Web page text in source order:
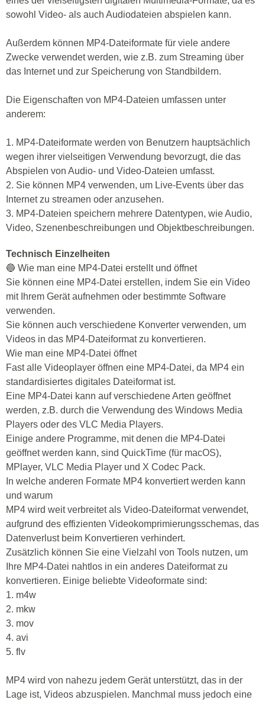
sowohl Video- als auch Audiodateien abspielen kann.
Außerdem können MP4-Dateiformate für viele andere
Zwecke verwendet werden, wie z.B. zum Streaming über
das Internet und zur Speicherung von Standbildern.
Die Eigenschaften von MP4-Dateien umfassen unter
anderem:
1. MP4-Dateiformate werden von Benutzern hauptsächlich
wegen ihrer vielseitigen Verwendung bevorzugt, die das
Abspielen von Audio- und Video-Dateien umfasst.
2. Sie können MP4 verwenden, um Live-Events über das
Internet zu streamen oder anzusehen.
3. MP4-Dateien speichern mehrere Datentypen, wie Audio,
Video, Szenenbeschreibungen und Objektbeschreibungen.
Technisch Einzelheiten
🔵 Wie man eine MP4-Datei erstellt und öffnet
Sie können eine MP4-Datei erstellen, indem Sie ein Video
mit Ihrem Gerät aufnehmen oder bestimmte Software
verwenden.
Sie können auch verschiedene Konverter verwenden, um
Videos in das MP4-Dateiformat zu konvertieren.
Wie man eine MP4-Datei öffnet
Fast alle Videoplayer öffnen eine MP4-Datei, da MP4 ein
standardisiertes digitales Dateiformat ist.
Eine MP4-Datei kann auf verschiedene Arten geöffnet
werden, z.B. durch die Verwendung des Windows Media
Players oder des VLC Media Players.
Einige andere Programme, mit denen die MP4-Datei
geöffnet werden kann, sind QuickTime (für macOS),
MPlayer, VLC Media Player und X Codec Pack.
In welche anderen Formate MP4 konvertiert werden kann
und warum
MP4 wird weit verbreitet als Video-Dateiformat verwendet,
aufgrund des effizienten Videokomprimierungsschemas, das
Datenverlust beim Konvertieren verhindert.
Zusätzlich können Sie eine Vielzahl von Tools nutzen, um
Ihre MP4-Datei nahtlos in ein anderes Dateiformat zu
konvertieren. Einige beliebte Videoformate sind:
1. m4w
2. mkw
3. mov
4. avi
5. flv
MP4 wird von nahezu jedem Gerät unterstützt, das in der
Lage ist, Videos abzuspielen. Manchmal muss jedoch eine